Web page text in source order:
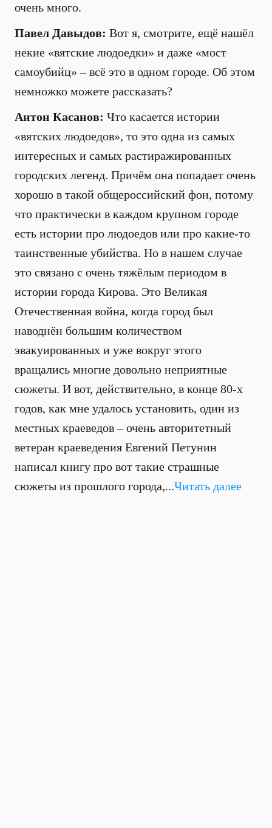
очень много.
Павел Давыдов: Вот я, смотрите, ещё нашёл
некие «вятские людоедки» и даже «мост
самоубийц» – всё это в одном городе. Об этом
немножко можете рассказать?
Антон Касанов: Что касается истории
«вятских людоедов», то это одна из самых
интересных и самых растиражированных
городских легенд. Причём она попадает очень
хорошо в такой общероссийский фон, потому
что практически в каждом крупном городе
есть истории про людоедов или про какие-то
таинственные убийства. Но в нашем случае
это связано с очень тяжёлым периодом в
истории города Кирова. Это Великая
Отечественная война, когда город был
наводнён большим количеством
эвакуированных и уже вокруг этого
вращались многие довольно неприятные
сюжеты. И вот, действительно, в конце 80-х
годов, как мне удалось установить, один из
местных краеведов – очень авторитетный
ветеран краеведения Евгений Петунин
написал книгу про вот такие страшные
сюжеты из прошлого города,...Читать далее